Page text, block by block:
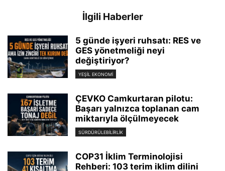
İlgili Haberler
5 günde işyeri ruhsatı: RES ve
GES yönetmeliği neyi
değiştiriyor?
YEŞIL EKONOMI
ÇEVKO Camkurtaran pilotu:
Başarı yalnızca toplanan cam
miktarıyla ölçülmeyecek
SÜRDÜRÜLEBILIRLIK
COP31 İklim Terminolojisi
Rehberi: 103 terim iklim dilini